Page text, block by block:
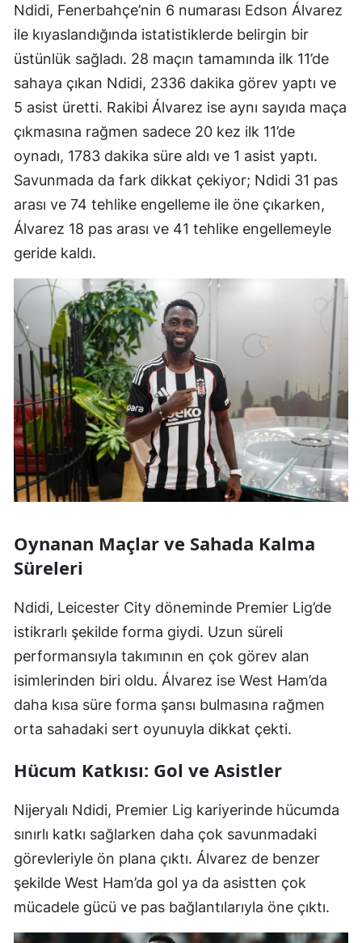
Ndidi, Fenerbahçe’nin 6 numarası Edson Álvarez
ile kıyaslandığında istatistiklerde belirgin bir
üstünlük sağladı. 28 maçın tamamında ilk 11’de
sahaya çıkan Ndidi, 2336 dakika görev yaptı ve
5 asist üretti. Rakibi Álvarez ise aynı sayıda maça
çıkmasına rağmen sadece 20 kez ilk 11’de
oynadı, 1783 dakika süre aldı ve 1 asist yaptı.
Savunmada da fark dikkat çekiyor; Ndidi 31 pas
arası ve 74 tehlike engelleme ile öne çıkarken,
Álvarez 18 pas arası ve 41 tehlike engellemeyle
geride kaldı.
Oynanan Maçlar ve Sahada Kalma
Süreleri
Ndidi, Leicester City döneminde Premier Lig’de
istikrarlı şekilde forma giydi. Uzun süreli
performansıyla takımının en çok görev alan
isimlerinden biri oldu. Álvarez ise West Ham’da
daha kısa süre forma şansı bulmasına rağmen
orta sahadaki sert oyunuyla dikkat çekti.
Hücum Katkısı: Gol ve Asistler
Nijeryalı Ndidi, Premier Lig kariyerinde hücumda
sınırlı katkı sağlarken daha çok savunmadaki
görevleriyle ön plana çıktı. Álvarez de benzer
şekilde West Ham’da gol ya da asistten çok
mücadele gücü ve pas bağlantılarıyla öne çıktı.